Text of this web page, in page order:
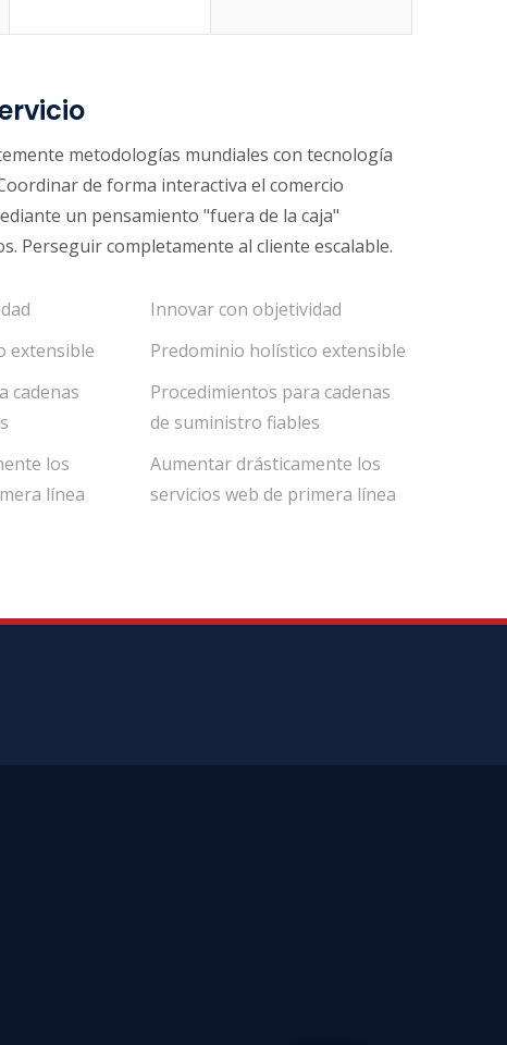
metodologías mundiales con tecnología
de forma interactiva el comercio
un pensamiento "fuera de la caja"
Perseguir completamente al cliente escalable.
extensible
cadenas
los
línea
Innovar con objetividad
Predominio holístico extensible
Procedimientos para cadenas
de suministro fiables
Aumentar drásticamente los
servicios web de primera línea